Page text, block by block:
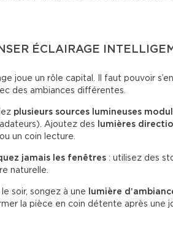
ÉCLAIRAGE
joue un rôle capital. Il faut pouvoir
des ambiances différentes.
plusieurs sources lumineuses
Ajoutez des
lumières
un coin lecture.
jamais les fenêtres : utilisez des
naturelle.
soir, songez à une lumière
la pièce en coin détente après une